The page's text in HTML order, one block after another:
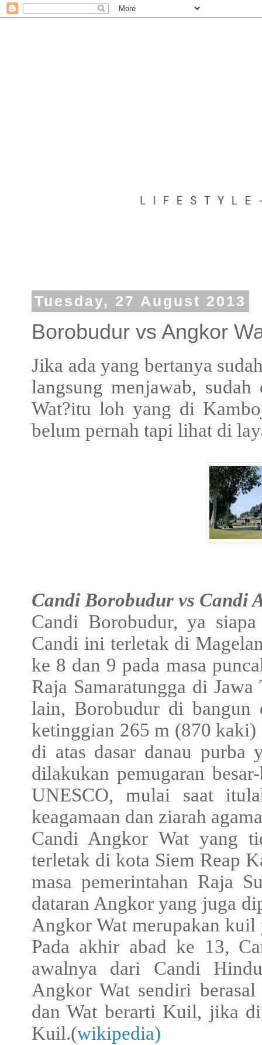
Tuesday, 27 August 2013
Borobudur vs Angkor
Jika ada yang bertanya
langsung menjawab,
Wat?itu loh yang di
belum pernah tapi lihat di
Candi Borobudur vs Candi
Candi Borobudur, ya
Candi ini terletak di
ke 8 dan 9 pada masa
Raja Samaratungga di
lain, Borobudur di bangun
ketinggian 265 m (870
di atas dasar danau purba
dilakukan pemugaran
UNESCO, mulai saat
keagamaan dan ziarah
Candi Angkor Wat yang
terletak di kota Siem Reap
masa pemerintahan Raja
dataran Angkor yang juga
Angkor Wat merupakan
Pada akhir abad ke 13,
awalnya dari Candi
Angkor Wat sendiri
dan Wat berarti Kuil, jika
Kuil.(wikipedia)